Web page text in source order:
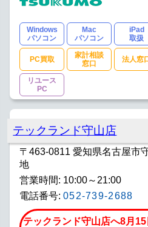
Windows
パソコン
Mac
パソコン
iPad
取扱
PC買取
家計相談
窓口
法人窓
リユース
PC
テックランド守山店
〒463-0811 愛知県名古屋市
地
営業時間: 10:00～21:00
電話番号: 052-739-2688
テックランド守山店へ8月